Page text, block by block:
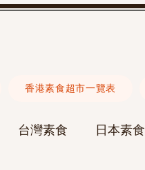
台灣素食 日本素食
香港素食超市一覽表